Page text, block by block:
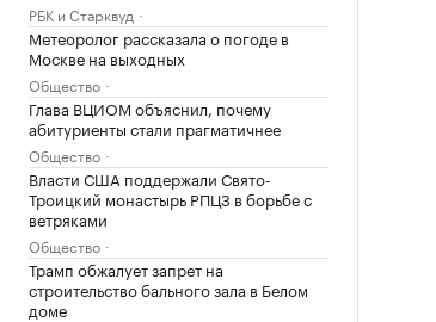
РБК и Старквуд
Метеоролог рассказала о погоде в
Москве на выходных
Общество
Глава ВЦИОМ объяснил, почему
абитуриенты стали прагматичнее
Общество
Власти США поддержали Свято-
Троицкий монастырь РПЦЗ в борьбе с
ветряками
Общество
Трамп обжалует запрет на
строительство бального зала в Белом
доме